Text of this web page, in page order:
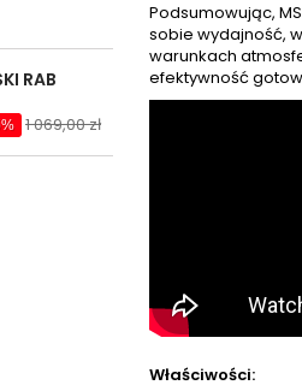
RAB
1 069,00 zł
Podsumowując,
sobie wydajność,
warunkach
efektywność
Właściwości: